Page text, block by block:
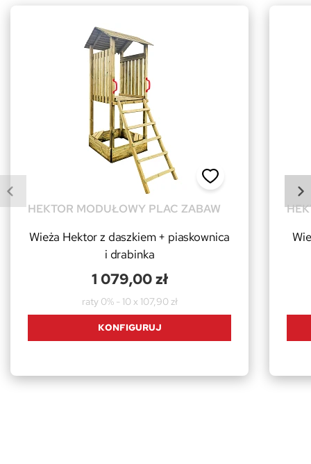
HEKTOR MODUŁOWY PLAC ZABAW
Wieża Hektor z daszkiem + piaskownica
i drabinka
1 079,00 zł
raty 0% - 10 x 107,90 zł
KONFIGURUJ